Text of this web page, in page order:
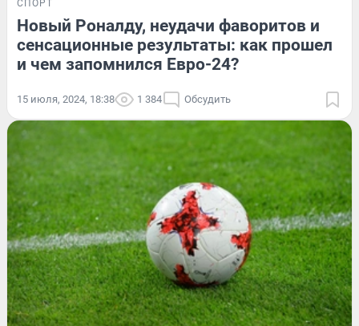
СПОРТ
Новый Роналду, неудачи фаворитов и
сенсационные результаты: как прошел
и чем запомнился Евро-24?
15 июля, 2024, 18:38 1 384 Обсудить